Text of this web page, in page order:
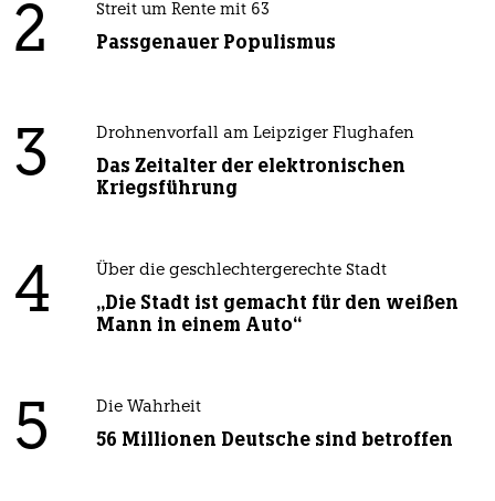
2 Streit um Rente mit 63
Passgenauer Populismus
3 Drohnenvorfall am Leipziger Flughafen
Das Zeitalter der elektronischen
Kriegsführung
4 Über die geschlechtergerechte Stadt
„Die Stadt ist gemacht für den weißen
Mann in einem Auto“
5 Die Wahrheit
56 Millionen Deutsche sind betroffen